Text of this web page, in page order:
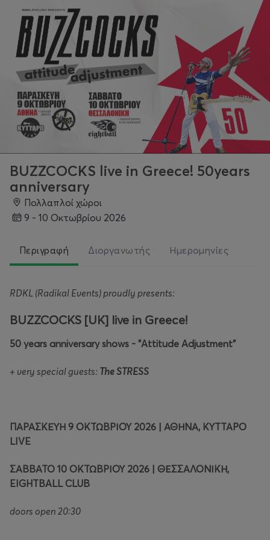
BUZZCOCKS live in Greece! 50years
anniversary
Πολλαπλοί χώροι
9 - 10 Οκτωβρίου 2026
Περιγραφή Διοργανωτής Ημερομηνίες
RDKL (Radikal Events) proudly presents:
BUZZCOCKS [UK] live in Greece!
50 years anniversary shows - "Attitude Adjustment"
+ very special guests: The STRESS
ΠΑΡΑΣΚΕΥΗ 9 ΟΚΤΩΒΡΙΟΥ 2026 | ΑΘΗΝΑ, ΚΥΤΤΑΡΟ
LIVE
ΣΑΒΒΑΤΟ 10 ΟΚΤΩΒΡΙΟΥ 2026 | ΘΕΣΣΑΛΟΝΙΚΗ,
EIGHTBALL CLUB
doors open 20:30